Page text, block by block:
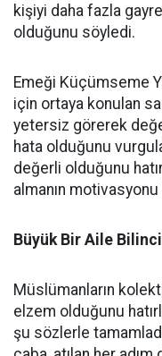
kişiyi daha fazla
olduğunu söyledi.
Emeği Küçümseme
için ortaya konulan
yetersiz görerek
hata olduğunu
değerli olduğunu
almanın
Büyük Bir Aile Bilinci
Müslümanların
elzem olduğunu
şu sözlerle